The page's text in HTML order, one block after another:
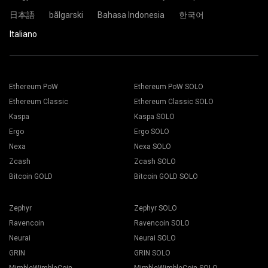
Vai alla scheda “Workers”
Seleziona i tuoi rigs e premi il pulsante “Mining".
Scegli il tuo portafoglio, moneta e miner dall'elenco a
pool di 2Miners.
Incolla l'indirizzo del tuo portafoglio nel campo Indirizzo e
Scegliere il gruppo di mining 2Miners. Quando viene
più vicina. Il luogo predefinito per l'Europa è l'UE.
日本語
bãlgarski Bahasa Indonesia
한국어
Italiano
Ethereum PoW
Ethereum Classic
Kaspa
Ergo
Nexa
Zcash
Bitcoin GOLD
Ethereum PoW SOLO
Ethereum Classic SOLO
Kaspa SOLO
Ergo SOLO
Nexa SOLO
Zcash SOLO
Bitcoin GOLD SOLO
Zephyr
Ravencoin
Neurai
GRIN
Zephyr SOLO
Ravencoin SOLO
Neurai SOLO
GRIN SOLO